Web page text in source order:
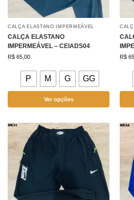
CALÇA ELASTANO IMPERMEÁVEL
CALÇA ELASTANO
IMPERMEÁVEL – CEIADS04
R$ 65,00
P M G GG
Ver opções
R$